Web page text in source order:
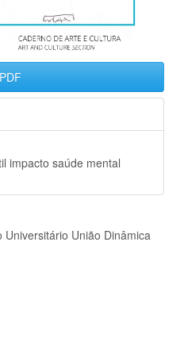
PDF
impacto saúde mental
União Dinâmica